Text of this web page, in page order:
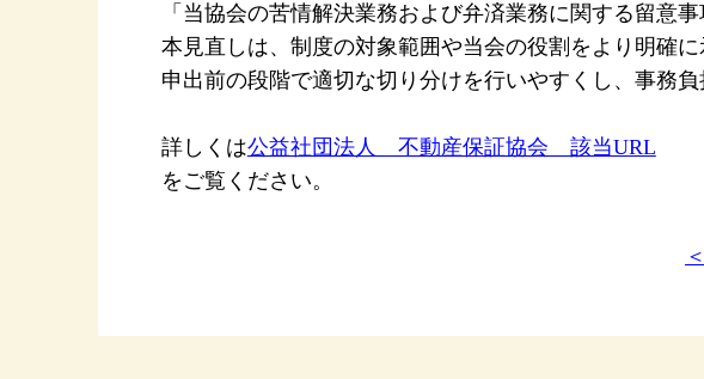
「当協会の苦情解決業務および弁済業務に関する留意
本見直しは、制度の対象範囲や当会の役割をより明確に
申出前の段階で適切な切り分けを行いやすくし、事務
詳しくは公益社団法人 不動産保証協会 該当URL
をご覧ください。